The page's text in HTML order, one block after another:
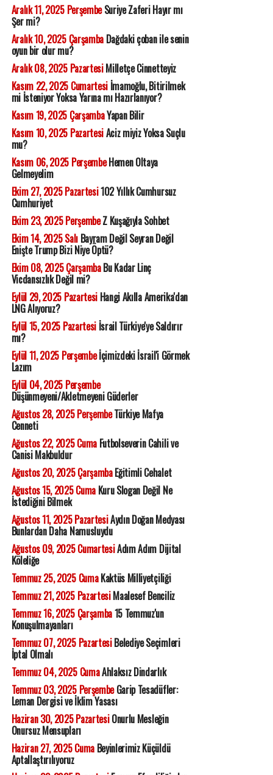
Aralık 11, 2025 PerşembeSuriye Zaferi Hayır mı
Şer mi?
Aralık 10, 2025 ÇarşambaDağdaki çoban ile senin
oyun bir olur mu?
Aralık 08, 2025 PazartesiMilletçe Cinnetteyiz
Kasım 22, 2025 Cumartesiİmamoğlu, Bitirilmek
mi İsteniyor Yoksa Yarına mı Hazırlanıyor?
Kasım 19, 2025 ÇarşambaYapan Bilir
Kasım 10, 2025 PazartesiAciz miyiz Yoksa Suçlu
mu?
Kasım 06, 2025 PerşembeHemen Oltaya
Gelmeyelim
Ekim 27, 2025 Pazartesi102 Yıllık Cumhursuz
Cumhuriyet
Ekim 23, 2025 PerşembeZ Kuşağıyla Sohbet
Ekim 14, 2025 SalıBayram Değil Seyran Değil
Enişte Trump Bizi Niye Öptü?
Ekim 08, 2025 ÇarşambaBu Kadar Linç
Vicdansızlık Değil mi?
Eylül 29, 2025 PazartesiHangi Akılla Amerika'dan
LNG Alıyoruz?
Eylül 15, 2025 Pazartesiİsrail Türkiye'ye Saldırır
mı?
Eylül 11, 2025 Perşembeİçimizdeki İsrail'i Görmek
Lazım
Eylül 04, 2025 Perşembe
Düşünmeyeni/Akletmeyeni Güderler
Ağustos 28, 2025 PerşembeTürkiye Mafya
Cenneti
Ağustos 22, 2025 CumaFutbolseverin Cahili ve
Canisi Makbuldur
Ağustos 20, 2025 ÇarşambaEğitimli Cehalet
Ağustos 15, 2025 CumaKuru Slogan Değil Ne
İstediğini Bilmek
Ağustos 11, 2025 PazartesiAydın Doğan Medyası
Bunlardan Daha Namusluydu
Ağustos 09, 2025 CumartesiAdım Adım Dijital
Köleliğe
Temmuz 25, 2025 CumaKaktüs Milliyetçiliği
Temmuz 21, 2025 PazartesiMaalesef Benciliz
Temmuz 16, 2025 Çarşamba15 Temmuz'un
Konuşulmayanları
Temmuz 07, 2025 PazartesiBelediye Seçimleri
İptal Olmalı
Temmuz 04, 2025 CumaAhlaksız Dindarlık
Temmuz 03, 2025 PerşembeGarip Tesadüfler:
Leman Dergisi ve İklim Yasası
Haziran 30, 2025 PazartesiOnurlu Mesleğin
Onursuz Mensupları
Haziran 27, 2025 CumaBeyinlerimiz Küçüldü
Aptallaştırılıyoruz